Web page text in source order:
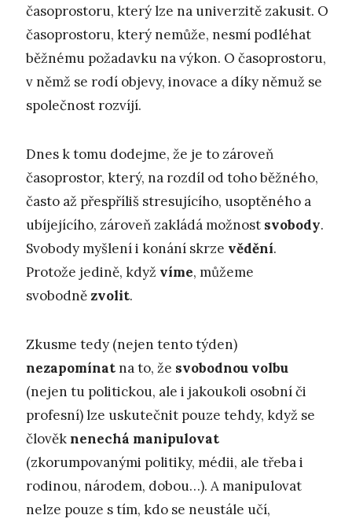
časoprostoru, který lze na univerzitě zakusit. O
časoprostoru, který nemůže, nesmí podléhat
běžnému požadavku na výkon. O časoprostoru,
v němž se rodí objevy, inovace a díky němuž se
společnost rozvíjí.
Dnes k tomu dodejme, že je to zároveň
časoprostor, který, na rozdíl od toho běžného,
často až přespříliš stresujícího, usoptěného a
ubíjejícího, zároveň zakládá možnost svobody.
Svobody myšlení i konání skrze vědění.
Protože jedině, když víme, můžeme
svobodně zvolit.
Zkusme tedy (nejen tento týden)
nezapomínatna to, že svobodnou volbu
(nejen tu politickou, ale i jakoukoli osobní či
profesní) lze uskutečnit pouze tehdy, když se
člověknenechá manipulovat
(zkorumpovanými politiky, médii, ale třeba i
rodinou, národem, dobou…). A manipulovat
nelze pouze s tím, kdo se neustále učí,